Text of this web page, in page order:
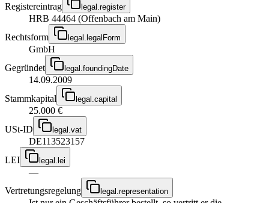
Registereintrag legal.register
HRB 44464 (Offenbach am Main)
Rechtsform
legal.legalForm
GmbH
Gegründet
legal.foundingDate
14.09.2009
Stammkapital
legal.capital
25.000 €
USt-ID
legal.vat
DE113523157
LEI
legal.lei
—
Vertretungsregelung
legal.representation